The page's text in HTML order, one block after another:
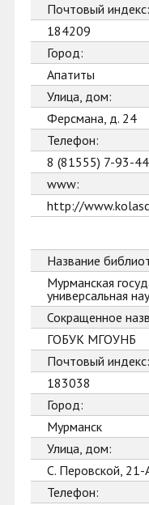
Почтовый индекс:
184209
Город:
Апатиты
Улица, дом:
Ферсмана, д. 24
Телефон:
8 (81555) 7-93-
www:
http://
Название
Мурманская
универсальная
Сокращенное
ГОБУК МГОУНБ
Почтовый индекс:
183038
Город:
Мурманск
Улица, дом:
С. Перовской, 21-
Телефон: